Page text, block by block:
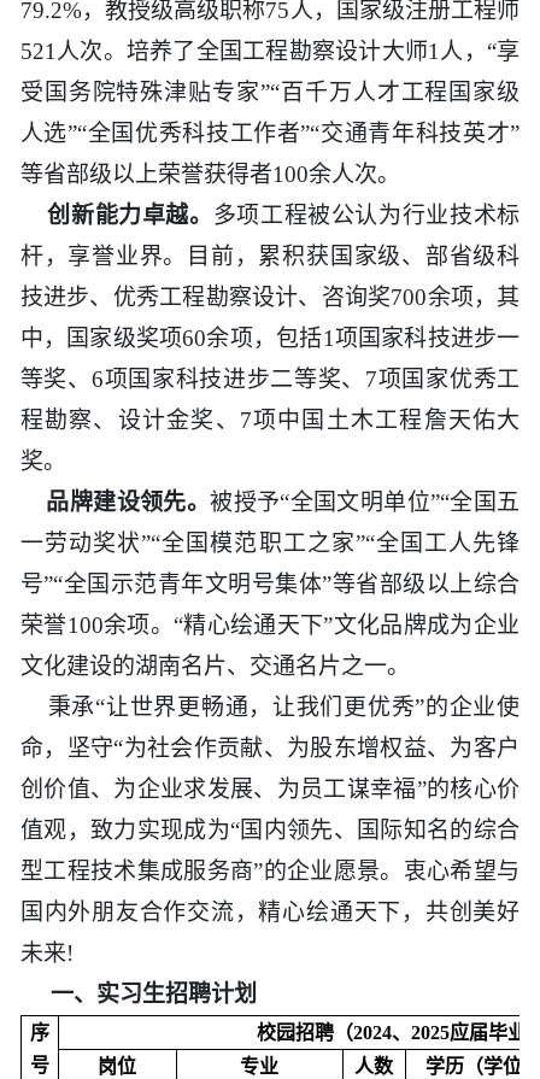
79.2%，教授级高级职称75人，国家级注册工程师
521人次。培养了全国工程勘察设计大师1人，“享
受国务院特殊津贴专家”“百千万人才工程国家级
人选”“全国优秀科技工作者”“交通青年科技英才”
等省部级以上荣誉获得者100余人次。
创新能力卓越。 多项工程被公认为行业技术标
杆，享誉业界。目前，累积获国家级、部省级科
技进步、优秀工程勘察设计、咨询奖700余项，其
中，国家级奖项60余项，包括1项国家科技进步一
等奖、6项国家科技进步二等奖、7项国家优秀工
程勘察、设计金奖、7项中国土木工程詹天佑大
奖。
品牌建设领先。被授予“全国文明单位”“全国五
一劳动奖状”“全国模范职工之家”“全国工人先锋
号”“全国示范青年文明号集体”等省部级以上综合
荣誉100余项。“精心绘通天下”文化品牌成为企业
文化建设的湖南名片、交通名片之一。
秉承“让世界更畅通，让我们更优秀”的企业使
命，坚守“为社会作贡献、为股东增权益、为客户
创价值、为企业求发展、为员工谋幸福”的核心价
值观，致力实现成为“国内领先、国际知名的综合
型工程技术集成服务商”的企业愿景。衷心希望与
国内外朋友合作交流，精心绘通天下，共创美好
未来!
一、 实习生招聘计划
序
号
校园招聘（2024、2025应届毕业
岗位
专业 人数 学历（学位）